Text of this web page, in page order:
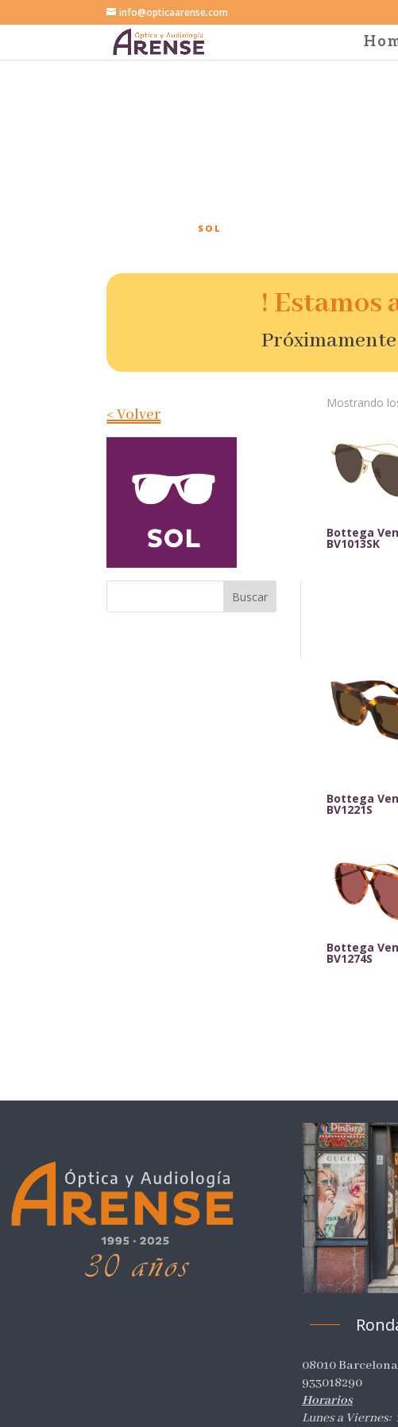
info@opticaarense.com
SOL
! Estamos
< Volver
Buscar
Mostrando
Bottega
BV1013SK
Bottega
BV1221S
Bottega
BV1274S
08010 Barcelona
933018290
Horarios
Lunes a Viernes: